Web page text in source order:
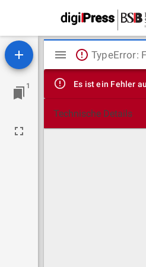
1
Mirador
Viewer
TypeError:
Es ist ein Fehler
Technische Details